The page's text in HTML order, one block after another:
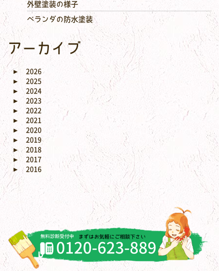
外壁塗装の様子
ベランダの防水塗装
アーカイブ
► 2026
►
2025
►
2024
►
2023
►
2022
►
2021
►
2020
►
2019
► 2018
►
2017
►
2016